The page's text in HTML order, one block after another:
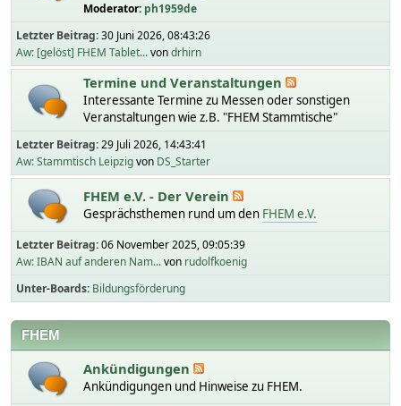
Moderator: ph1959de
Letzter Beitrag:30 Juni 2026, 08:43:26
Aw: [gelöst] FHEM Tablet...vondrhirn
Termine und Veranstaltungen
Interessante Termine zu Messen oder sonstigen
Veranstaltungen wie z.B. "FHEM Stammtische"
Letzter Beitrag:29 Juli 2026, 14:43:41
Aw: Stammtisch Leipzigvon DS_Starter
FHEM e.V. - Der Verein
Gesprächsthemen rund um den FHEM e.V.
Letzter Beitrag:06 November 2025, 09:05:39
Aw: IBAN auf anderen Nam...von rudolfkoenig
Unter-Boards Bildungsförderung
FHEM
Ankündigungen
Ankündigungen und Hinweise zu FHEM.